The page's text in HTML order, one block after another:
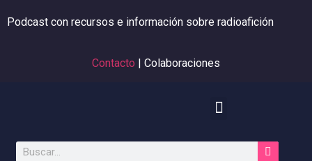
Podcast con recursos e información sobre radioafición
Contacto | Colaboraciones